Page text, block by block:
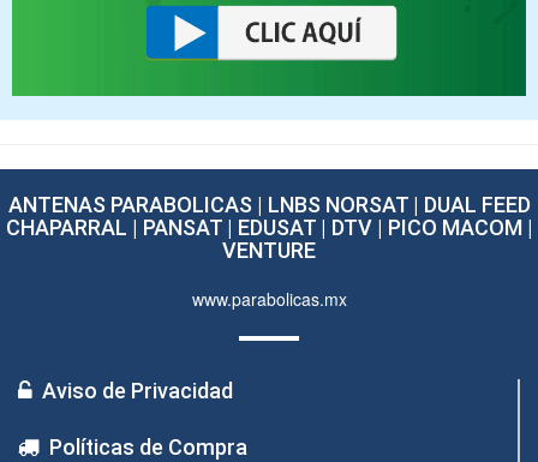
ANTENAS PARABOLICAS | LNBS NORSAT | DUAL FEED
CHAPARRAL | PANSAT | EDUSAT | DTV | PICO MACOM |
VENTURE
www.parabolicas.mx
Aviso de Privacidad
Políticas de Compra